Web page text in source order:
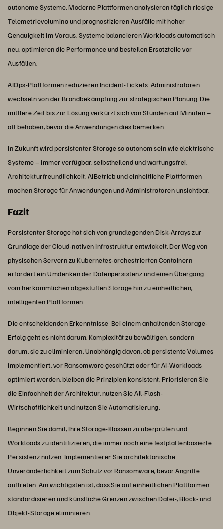
autonome Systeme. Moderne Plattformen analysieren täglich riesige
Telemetrievolumina und prognostizieren Ausfälle mit hoher
Genauigkeit im Voraus. Systeme balancieren Workloads automatisch
neu, optimieren die Performance und bestellen Ersatzteile vor
Ausfällen.
AIOps-Plattformen reduzieren Incident-Tickets. Administratoren
wechseln von der Brandbekämpfung zur strategischen Planung. Die
mittlere Zeit bis zur Lösung verkürzt sich von Stunden auf Minuten –
oft behoben, bevor die Anwendungen dies bemerken.
In Zukunft wird persistenter Storage so autonom sein wie elektrische
Systeme – immer verfügbar, selbstheilend und wartungsfrei.
Architekturfreundlichkeit, AIBetrieb und einheitliche Plattformen
machen Storage für Anwendungen und Administratoren unsichtbar.
Fazit
Persistenter Storage hat sich von grundlegenden Disk-Arrays zur
Grundlage der Cloud-nativen Infrastruktur entwickelt. Der Weg von
physischen Servern zu Kubernetes-orchestrierten Containern
erfordert ein Umdenken der Datenpersistenz und einen Übergang
vom herkömmlichen abgestuften Storage hin zu einheitlichen,
intelligenten Plattformen.
Die entscheidenden Erkenntnisse: Bei einem anhaltenden Storage-
Erfolg geht es nicht darum, Komplexität zu bewältigen, sondern
darum, sie zu eliminieren. Unabhängig davon, ob persistente Volumes
implementiert, vor Ransomware geschützt oder für AI-Workloads
optimiert werden, bleiben die Prinzipien konsistent. Priorisieren Sie
die Einfachheit der Architektur, nutzen Sie All-Flash-
Wirtschaftlichkeit und nutzen Sie Automatisierung.
Beginnen Sie damit, Ihre Storage-Klassen zu überprüfen und
Workloads zu identifizieren, die immer noch eine festplattenbasierte
Persistenz nutzen. Implementieren Sie architektonische
Unveränderlichkeit zum Schutz vor Ransomware, bevor Angriffe
auftreten. Am wichtigsten ist, dass Sie auf einheitlichen Plattformen
standardisieren und künstliche Grenzen zwischen Datei-, Block- und
Objekt-Storage eliminieren.